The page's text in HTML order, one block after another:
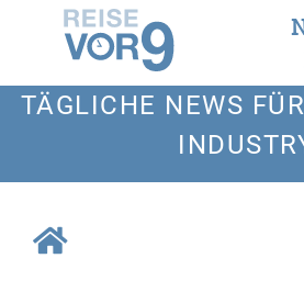
TÄGLICHE NEWS